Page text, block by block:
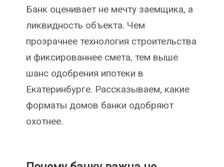
Банк оценивает не мечту заемщика, а
ликвидность объекта. Чем
прозрачнее технология строительства
и фиксированнее смета, тем выше
шанс одобрения ипотеки в
Екатеринбурге. Рассказываем, какие
форматы домов банки одобряют
охотнее.